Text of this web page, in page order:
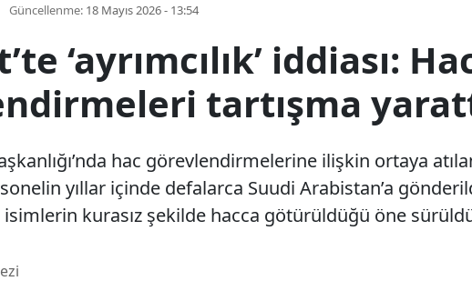
Güncellenme: 18 Mayıs 2026 - 13:54
‘ayrımcılık’ iddiası:
tartışma
hac görevlendirmelerine ilişkin ortaya
yıllar içinde defalarca Suudi Arabistan’a
isimlerin kurasız şekilde hacca götürüldüğü öne